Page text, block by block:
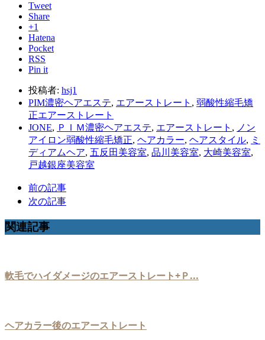
Tweet
Share
+1
Hatena
Pocket
RSS
Pin it
投稿者: hsj1
PIM濃密ヘアエステ, エアーストレート , 弱酸性縮毛矯
正エアーストレート
JONE, ＰＩＭ濃密ヘアエステ, エアーストレート , ノン
アイロン弱酸性縮毛矯正, ヘアカラー, ヘアスタイル, ミ
ディアムヘア, 五反田美容室, 品川美容室, 大崎美容室,
戸越銀座美容室
前の記事
次の記事
関連記事
軟毛でハイダメージのエアーストレート+Ｐ...
ヘアカラー後のエアーストレート